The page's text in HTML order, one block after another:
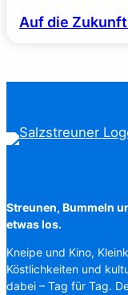
Auf die
Streunen, Bummeln
etwas los.
Kneipe und Kino,
Köstlichkeiten und
dabei – Tag für Tag.